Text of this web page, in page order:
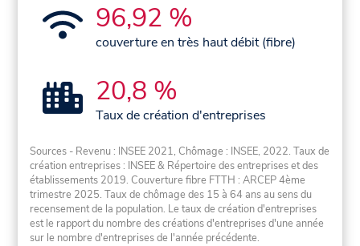
96,92 %
couverture en très haut débit (fibre)
20,8 %
Taux de création d'entreprises
Sources - Revenu : INSEE 2021, Chômage : INSEE, 2022. Taux de
création entreprises : INSEE & Répertoire des entreprises et des
établissements 2019. Couverture fibre FTTH : ARCEP 4ème
trimestre 2025. Taux de chômage des 15 à 64 ans au sens du
recensement de la population. Le taux de création d'entreprises
est le rapport du nombre des créations d'entreprises d'une année
sur le nombre d'entreprises de l'année précédente.